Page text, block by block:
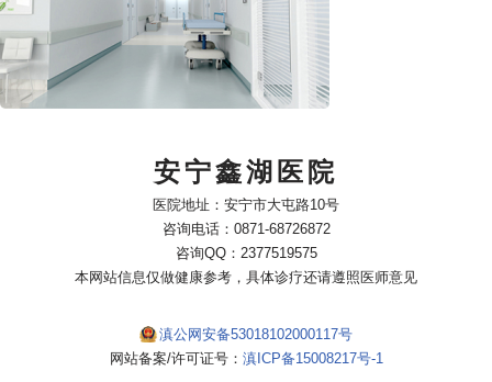
安宁鑫湖医院
医院地址：安宁市大屯路10号
咨询电话：0871-68726872
咨询QQ：2377519575
本网站信息仅做健康参考，具体诊疗还请遵照医师意见
滇公网安备53018102000117号
网站备案/许可证号： 滇ICP备15008217号-1